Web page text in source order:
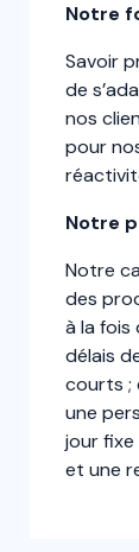
Notre
Savoir
de
nos
pour
Notre
Notre
des
à la fois
délais
courts ;
une
jour fixe
et une